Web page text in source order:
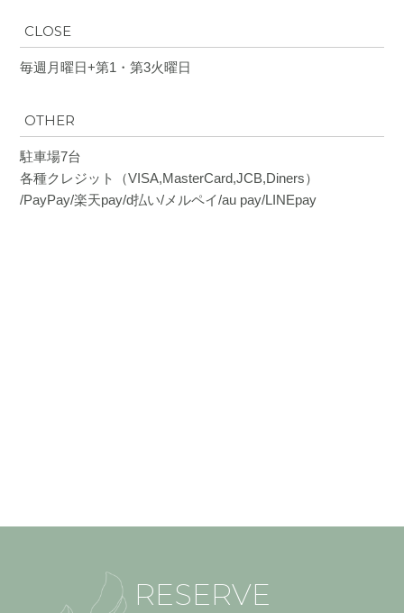
CLOSE
毎週月曜日+第1・第3火曜日
OTHER
駐車場7台
各種クレジット（VISA,MasterCard,JCB,Diners）
/PayPay/楽天pay/d払い/メルペイ/au pay/LINEpay
RESERVE